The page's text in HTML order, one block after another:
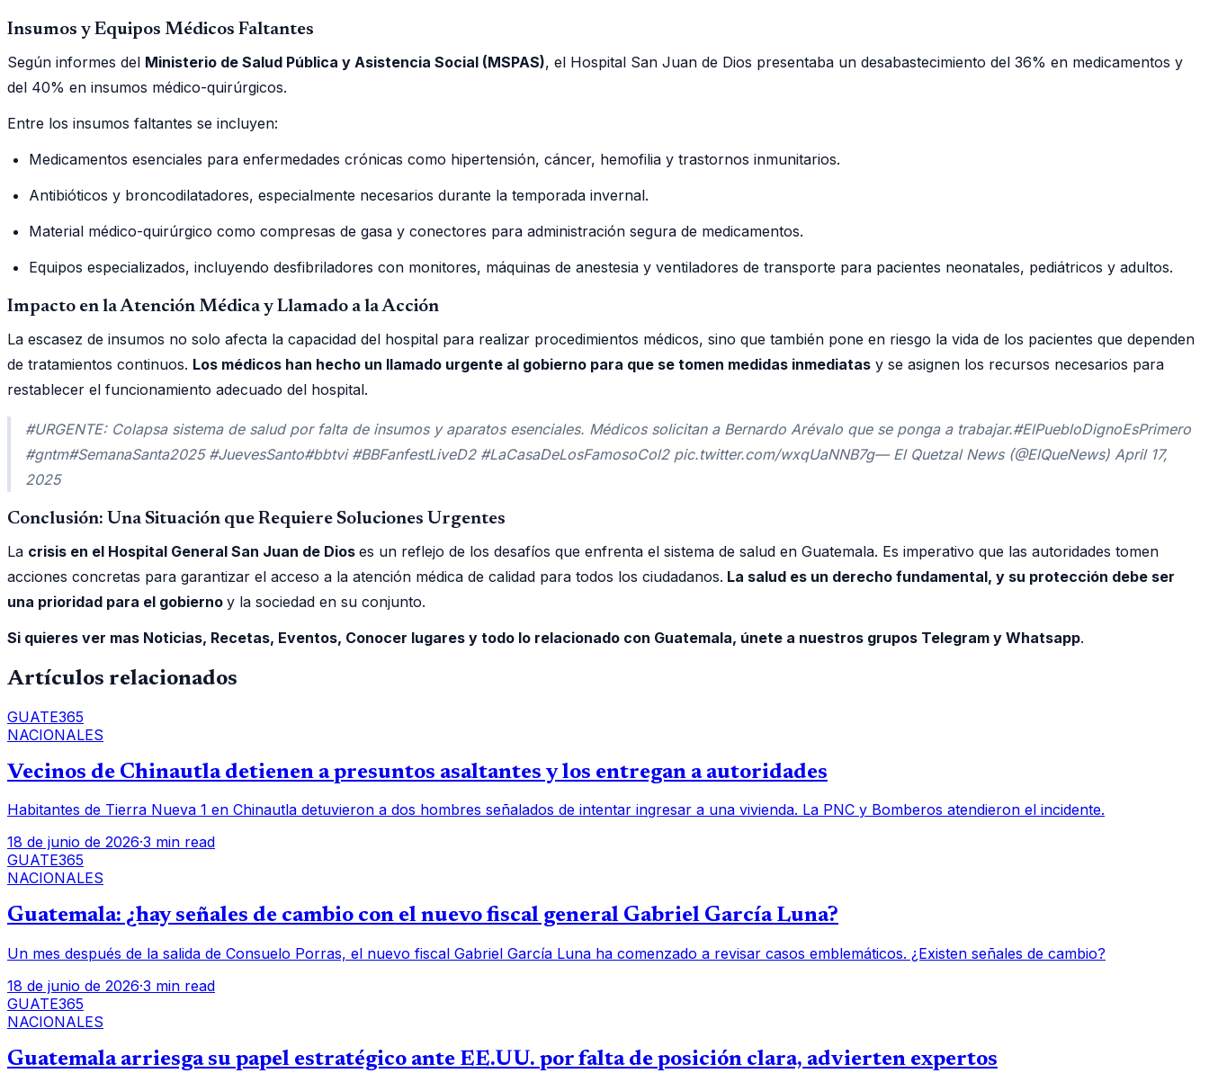
Insumos y Equipos Médicos Faltantes
Según informes del Ministerio de Salud Pública y Asistencia Social (MSPAS), el Hospital San Juan de Dios presentaba un desabastecimiento del 36% en medicamentos y
del 40% en insumos médico-quirúrgicos.
Entre los insumos faltantes se incluyen:
Medicamentos esenciales para enfermedades crónicas como hipertensión, cáncer, hemofilia y trastornos inmunitarios.
Antibióticos y broncodilatadores, especialmente necesarios durante la temporada invernal.
Material médico-quirúrgico como compresas de gasa y conectores para administración segura de medicamentos.
Equipos especializados, incluyendo desfibriladores con monitores, máquinas de anestesia y ventiladores de transporte para pacientes neonatales, pediátricos y adultos.
Impacto en la Atención Médica y Llamado a la Acción
La escasez de insumos no solo afecta la capacidad del hospital para realizar procedimientos médicos, sino que también pone en riesgo la vida de los pacientes que dependen
de tratamientos continuos. Los médicos han hecho un llamado urgente al gobierno para que se tomen medidas inmediatas y se asignen los recursos necesarios para
restablecer el funcionamiento adecuado del hospital.
#URGENTE: Colapsa sistema de salud por falta de insumos y aparatos esenciales. Médicos solicitan a Bernardo Arévalo que se ponga a trabajar.#ElPuebloDignoEsPrimero
#gntm#SemanaSanta2025 #JuevesSanto#bbtvi #BBFanfestLiveD2 #LaCasaDeLosFamosoCol2 pic.twitter.com/wxqUaNNB7g— El Quetzal News (@ElQueNews) April 17,
2025
Conclusión: Una Situación que Requiere Soluciones Urgentes
La crisis en el Hospital General San Juan de Dios es un reflejo de los desafíos que enfrenta el sistema de salud en Guatemala. Es imperativo que las autoridades tomen
acciones concretas para garantizar el acceso a la atención médica de calidad para todos los ciudadanos. La salud es un derecho fundamental, y su protección debe ser
una prioridad para el gobierno y la sociedad en su conjunto.
Si quieres ver mas Noticias, Recetas, Eventos, Conocer lugares y todo lo relacionado con Guatemala, únete a nuestros grupos Telegram y Whatsapp.
Artículos relacionados
GUATE365
NACIONALES
Vecinos de Chinautla detienen a presuntos asaltantes y los entregan a autoridades
Habitantes de Tierra Nueva 1 en Chinautla detuvieron a dos hombres señalados de intentar ingresar a una vivienda. La PNC y Bomberos atendieron el incidente.
18 de junio de 2026·3 min read
GUATE365
NACIONALES
Guatemala: ¿hay señales de cambio con el nuevo fiscal general Gabriel García Luna?
Un mes después de la salida de Consuelo Porras, el nuevo fiscal Gabriel García Luna ha comenzado a revisar casos emblemáticos. ¿Existen señales de cambio?
18 de junio de 2026·3 min read
GUATE365
NACIONALES
Guatemala arriesga su papel estratégico ante EE.UU. por falta de posición clara, advierten expertos